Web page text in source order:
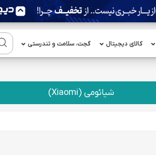
کالای دیجیتال گجت، سلامت و تندرستی
شیائومی (Xiaomi)